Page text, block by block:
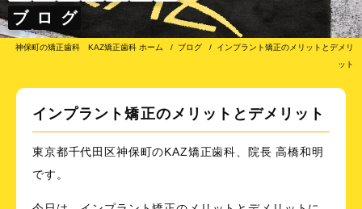
ブ ロ グ
神保町の矯正歯科 KAZ矯正歯科 ホーム ブログ
インプラント矯正のメリットとデメリ
ット
インプラント矯正のメリットとデメリット
東京都千代田区神保町のKAZ矯正歯科、院長 高橋和明
です。
その他